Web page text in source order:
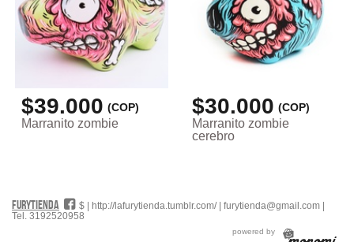
$39.000(COP)
Marranito zombie
$30.000(COP)
Marranito zombie
cerebro
FURYTIENDA # $ | http://lafurytienda.tumblr.com/| furytienda@gmail.com |
Tel. 3192520958
powered by